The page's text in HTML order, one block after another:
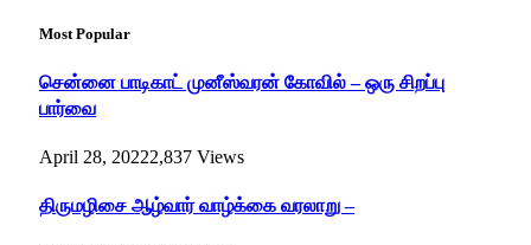
Most Popular
சென்னை பாடிகாட் முனீஸ்வரன் கோவில் – ஒரு சிறப்பு
பார்வை
April 28, 20222,837 Views
திருமழிசை ஆழ்வார் வாழ்க்கை வரலாறு –